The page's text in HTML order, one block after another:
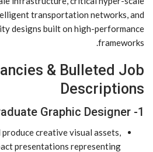
transportation networks, and
designs built on high-performance
frameworks.
& Bulleted Job
Descriptions
1- Graduate Graphic Designer
creative visual assets,
presentations representing